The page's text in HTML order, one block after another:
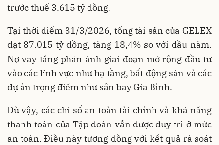
trước thuế 3.615 tỷ đồng.
Tại thời điểm 31/3/2026, tổng tài sản của GELEX
đạt 87.015 tỷ đồng, tăng 18,4% so với đầu năm.
Nợ vay tăng phản ánh giai đoạn mở rộng đầu tư
vào các lĩnh vực như hạ tầng, bất động sản và các
dự án trọng điểm như sân bay Gia Bình.
Dù vậy, các chỉ số an toàn tài chính và khả năng
thanh toán của Tập đoàn vẫn được duy trì ở mức
an toàn. Điều này tương đồng với kết quả rà soát